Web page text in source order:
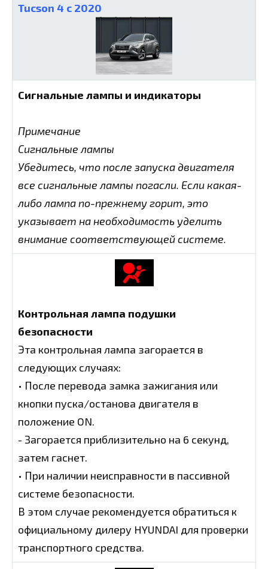
Tucson 4 c 2020
Сигнальные лампы и индикаторы
Примечание
Сигнальные лампы
Убедитесь, что после запуска двигателя
все сигнальные лампы погасли. Если какая-
либо лампа по-прежнему горит, это
указывает на необходимость уделить
внимание соответствующей системе.
Контрольная лампа подушки
безопасности
Эта контрольная лампа загорается в
следующих случаях:
• После перевода замка зажигания или
кнопки пуска/останова двигателя в
положение ON.
- Загорается приблизительно на 6 секунд,
затем гаснет.
• При наличии неисправности в пассивной
системе безопасности.
В этом случае рекомендуется обратиться к
официальному дилеру HYUNDAI для проверки
транспортного средства.